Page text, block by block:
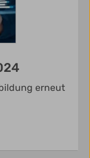
erneut